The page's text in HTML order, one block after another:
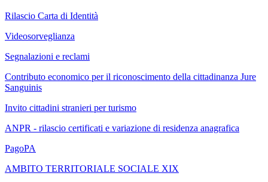
Rilascio Carta di Identità
Videosorveglianza
Segnalazioni e reclami
Contributo economico per il riconoscimento della cittadinanza Jure
Sanguinis
Invito cittadini stranieri per turismo
ANPR - rilascio certificati e variazione di residenza anagrafica
PagoPA
AMBITO TERRITORIALE SOCIALE XIX